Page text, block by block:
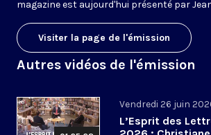
magazine est aujourd'hui présenté par
Visiter la page de l'émission
Autres vidéos de l'émission
Vendredi 26 juin
L’Esprit des